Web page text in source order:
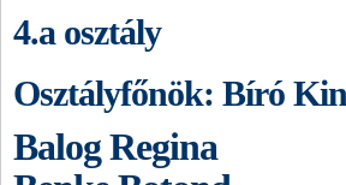
4.a osztály
Osztályfőnök: Bíró
Balog Regina